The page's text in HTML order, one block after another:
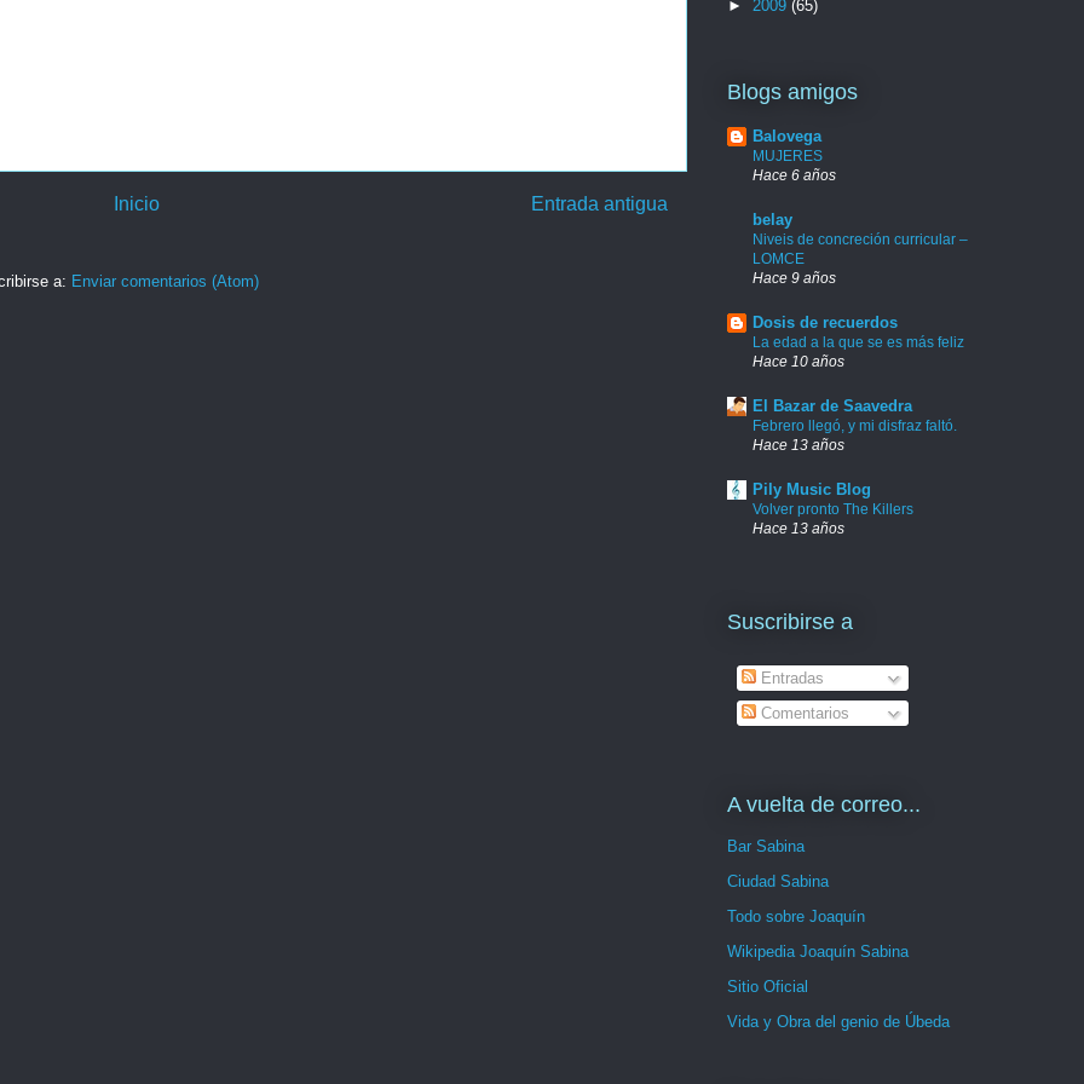
Entrada antigua
Inicio
a: Enviar comentarios (Atom)
► 2009 (65)
Blogs amigos
Balovega
MUJERES
Hace 6 años
belay
Niveis de concreción curricular –
LOMCE
Hace 9 años
Dosis de recuerdos
La edad a la que se es más feliz
Hace 10 años
El Bazar de Saavedra
Febrero llegó, y mi disfraz faltó.
Hace 13 años
Pily Music Blog
Volver pronto The Killers
Hace 13 años
Suscribirse a
Entradas
Comentarios
A vuelta de correo...
Bar Sabina
Ciudad Sabina
Todo sobre Joaquín
Wikipedia Joaquín Sabina
Sitio Oficial
Vida y Obra del genio de Úbeda